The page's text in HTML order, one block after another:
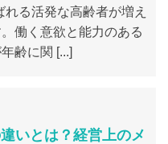
れる活発な高齢者が増え
働く意欲と能力のある
齢に関 [...]
いとは？経営上のメ